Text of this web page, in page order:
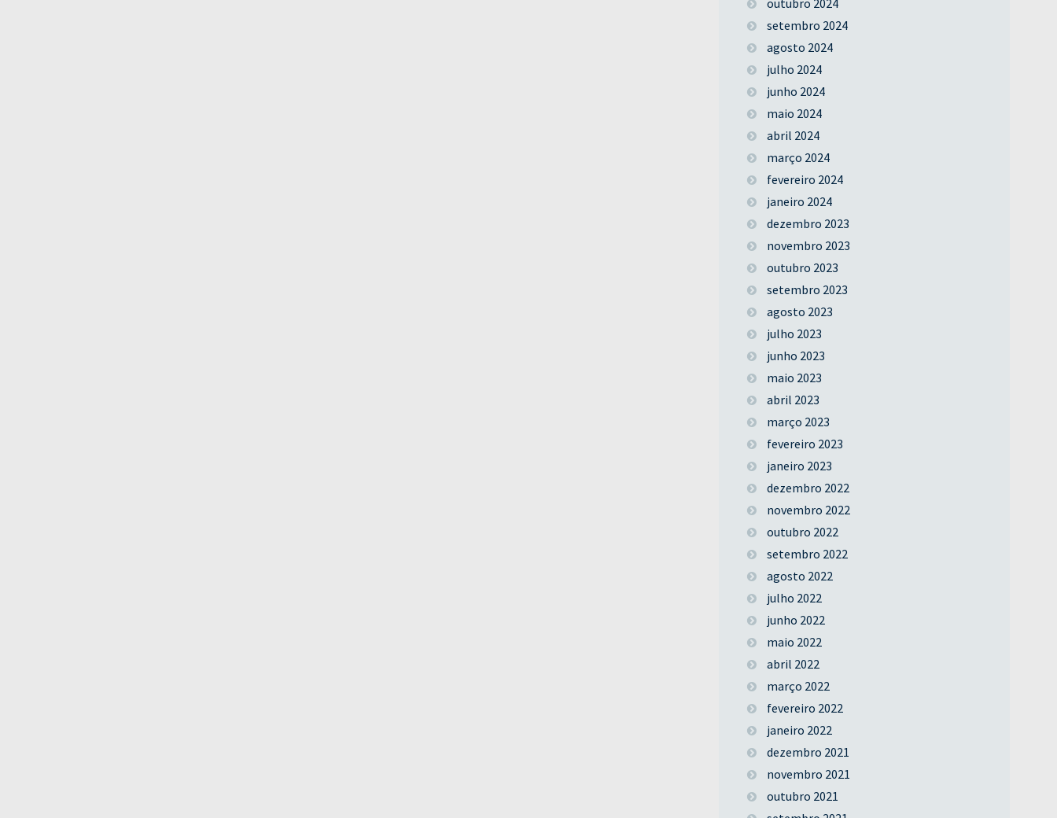
setembro 2024
agosto 2024
julho 2024
junho 2024
maio 2024
abril 2024
março 2024
fevereiro 2024
janeiro 2024
dezembro 2023
novembro 2023
outubro 2023
setembro 2023
agosto 2023
julho 2023
junho 2023
maio 2023
abril 2023
março 2023
fevereiro 2023
janeiro 2023
dezembro 2022
novembro 2022
outubro 2022
setembro 2022
agosto 2022
julho 2022
junho 2022
maio 2022
abril 2022
março 2022
fevereiro 2022
janeiro 2022
dezembro 2021
novembro 2021
outubro 2021